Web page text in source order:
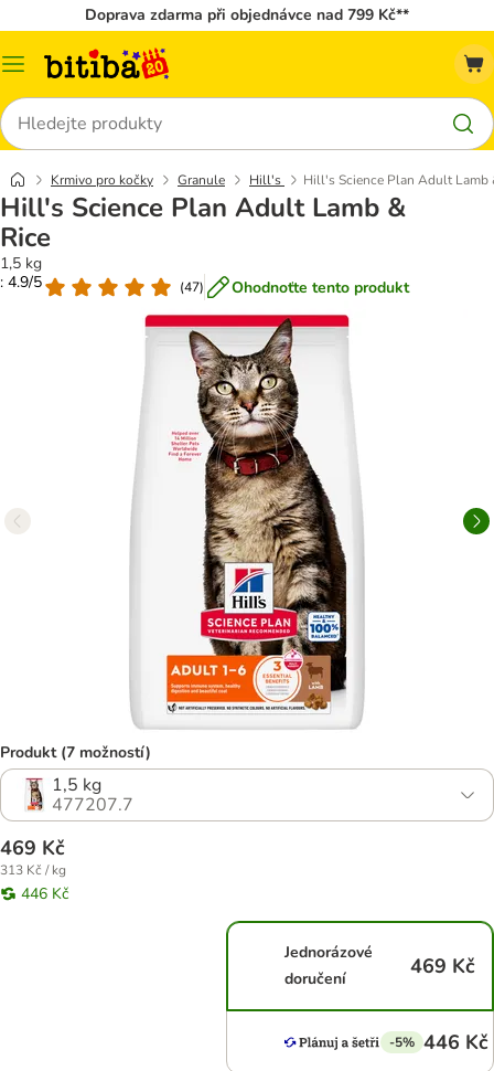
Doprava zdarma při objednávce nad 799 Kč**
Kategorie
Hledat
Krmivo pro kočky Granule Hill's Hill's Science Plan Adult Lamb
Hill's Science Plan Adult Lamb &
Rice
1,5 kg
: 4.9/5
(47) Ohodnoťte tento produkt
Produkt (7 možností)
1,5 kg
477207.7
469 Kč
313 Kč / kg
446 Kč
Jednorázové
doručení
469 Kč
-5% 446 Kč